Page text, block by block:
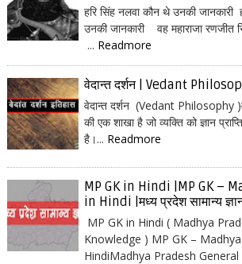
हरि सिंह नलवा कौन थे उनकी जानकारी
उनकी जानकारी वह महाराजा रणजीत
... Readmore
वेदान्त दर्शन | Vedant
वेदान्त दर्शन (Vedant Philosophy
की एक शाखा है जो व्यक्ति को ज्ञान
है।... Readmore
MP GK in Hindi |MP GK –
in Hindi |मध्य प्रदेश सामान्य
MP GK in Hindi ( Madhya
Knowledge ) MP GK –
HindiMadhya Pradesh General